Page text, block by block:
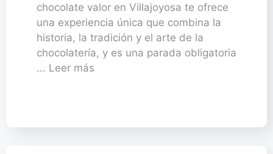
chocolate valor en Villajoyosa te ofrece
una experiencia única que combina la
historia, la tradición y el arte de la
chocolatería, y es una parada obligatoria
... Leer más